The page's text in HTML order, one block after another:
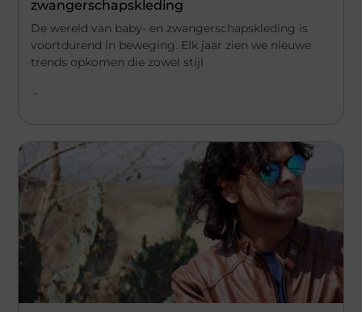
zwangerschapskleding
De wereld van baby- en zwangerschapskleding is
voortdurend in beweging. Elk jaar zien we nieuwe
trends opkomen die zowel stijl
...